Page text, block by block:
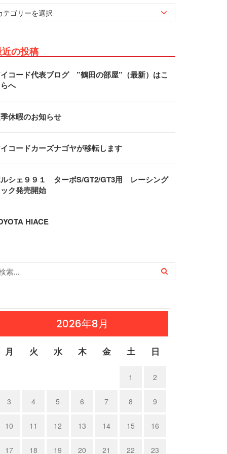
の投稿
コード代表ブログ ”鶴田の部屋”（最新）はこ
へ
休暇のお知らせ
コードカーズナゴヤが移転します
シェ９９１ ターボS/GT2/GT3用 レーシング
ク発売開始
HIACE
2026年8月
月 火 水 木 金 土 日
1 2
3 4 5 6 7 8 9
10 11 12 13 14 15 16
17 18 19 20 21 22 23